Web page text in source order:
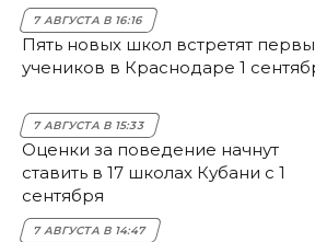
7 АВГУСТА В 16:16
Пять новых школ встретят
учеников в Краснодаре 1
7 АВГУСТА В 15:33
Оценки за поведение начнут
ставить в 17 школах Кубани с 1
сентября
7 АВГУСТА В 14:47